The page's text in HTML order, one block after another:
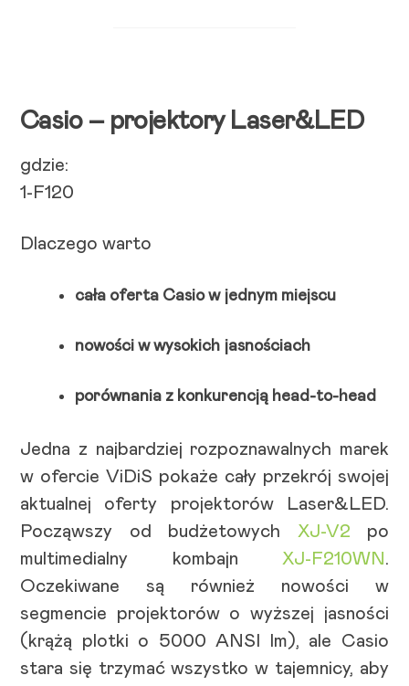
Casio – projektory Laser&LED
gdzie:
1-F120
Dlaczego warto
cała oferta Casio w jednym miejscu
nowości w wysokich jasnościach
porównania z konkurencją head-to-head
Jedna z najbardziej rozpoznawalnych marek
w ofercie ViDiS pokaże cały przekrój swojej
aktualnej oferty projektorów Laser&LED.
Począwszy od budżetowych XJ-V2 po
multimedialny kombajn XJ-F210WN .
Oczekiwane są również nowości w
segmencie projektorów o wyższej jasności
(krążą plotki o 5000 ANSI lm), ale Casio
stara się trzymać wszystko w tajemnicy, aby